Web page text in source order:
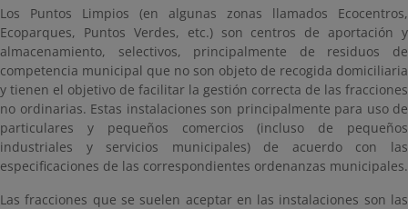
Los Puntos Limpios (en algunas zonas llamados Ecocentros,
Ecoparques, Puntos Verdes, etc.) son centros de aportación y
almacenamiento, selectivos, principalmente de residuos de
competencia municipal que no son objeto de recogida domiciliaria
y tienen el objetivo de facilitar la gestión correcta de las fracciones
no ordinarias. Estas instalaciones son principalmente para uso de
particulares y pequeños comercios (incluso de pequeños
industriales y servicios municipales) de acuerdo con las
especificaciones de las correspondientes ordenanzas municipales.
Las fracciones que se suelen aceptar en las instalaciones son las